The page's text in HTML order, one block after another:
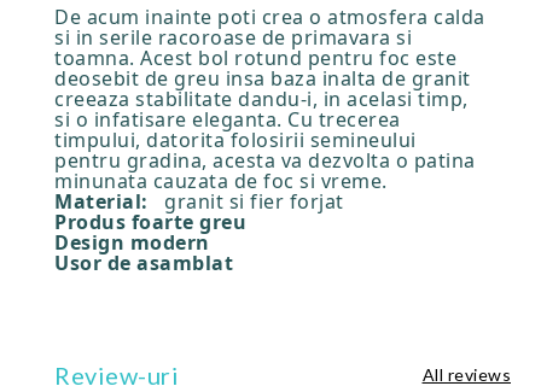
De acum inainte poti crea o atmosfera calda
si in serile racoroase de primavara si
toamna. Acest bol rotund pentru foc este
deosebit de greu insa baza inalta de granit
creeaza stabilitate dandu-i, in acelasi timp,
si o infatisare eleganta. Cu trecerea
timpului, datorita folosirii semineului
pentru gradina, acesta va dezvolta o patina
minunata cauzata de foc si vreme.
Material: granit si fier forjat
Produs foarte greu
Design modern
Usor de asamblat
Review-uri All reviews